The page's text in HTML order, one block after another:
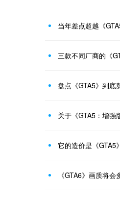
当年差点超越《
三款不同厂商的《
盘点《GTA5》到底
关于《GTA5：增强
它的造价是《GTA5
《GTA6》画质将